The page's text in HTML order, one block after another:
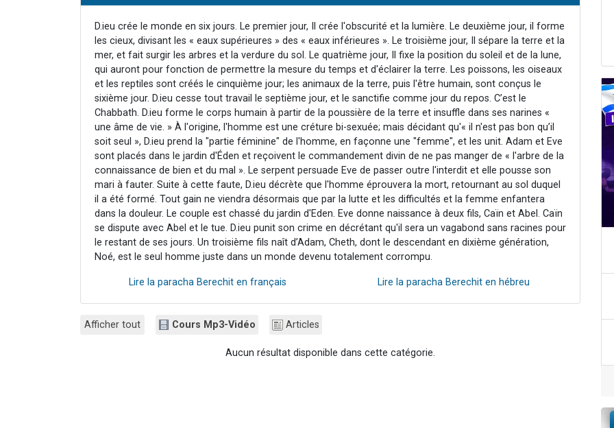
D.ieu crée le monde en six jours. Le premier jour, Il crée l'obscurité et la lumière. Le deuxième jour, il forme
les cieux, divisant les « eaux supérieures » des « eaux inférieures ». Le troisième jour, Il sépare la terre et la
mer, et fait surgir les arbres et la verdure du sol. Le quatrième jour, Il fixe la position du soleil et de la lune,
qui auront pour fonction de permettre la mesure du temps et d'éclairer la terre. Les poissons, les oiseaux
et les reptiles sont créés le cinquième jour; les animaux de la terre, puis l'être humain, sont conçus le
sixième jour. D.ieu cesse tout travail le septième jour, et le sanctifie comme jour du repos. C’est le
Chabbath. D.ieu forme le corps humain à partir de la poussière de la terre et insuffle dans ses narines «
une âme de vie. » À l'origine, l'homme est une créture bi-sexuée; mais décidant qu'« il n'est pas bon qu’il
soit seul », D.ieu prend la "partie féminine" de l'homme, en façonne une "femme", et les unit. Adam et Eve
sont placés dans le jardin d'Éden et reçoivent le commandement divin de ne pas manger de « l'arbre de la
connaissance de bien et du mal ». Le serpent persuade Eve de passer outre l'interdit et elle pousse son
mari à fauter. Suite à cette faute, D.ieu décrète que l'homme éprouvera la mort, retournant au sol duquel
il a été formé. Tout gain ne viendra désormais que par la lutte et les difficultés et la femme enfantera
dans la douleur. Le couple est chassé du jardin d'Eden. Eve donne naissance à deux fils, Caïn et Abel. Caïn
se dispute avec Abel et le tue. D.ieu punit son crime en décrétant qu'il sera un vagabond sans racines pour
le restant de ses jours. Un troisième fils naît d’Adam, Cheth, dont le descendant en dixième génération,
Noé, est le seul homme juste dans un monde devenu totalement corrompu.
Lire la paracha Berechit en français Lire la paracha Berechit en hébreu
Afficher tout Cours Mp3-Vidéo Articles
Aucun résultat disponible dans cette catégorie.